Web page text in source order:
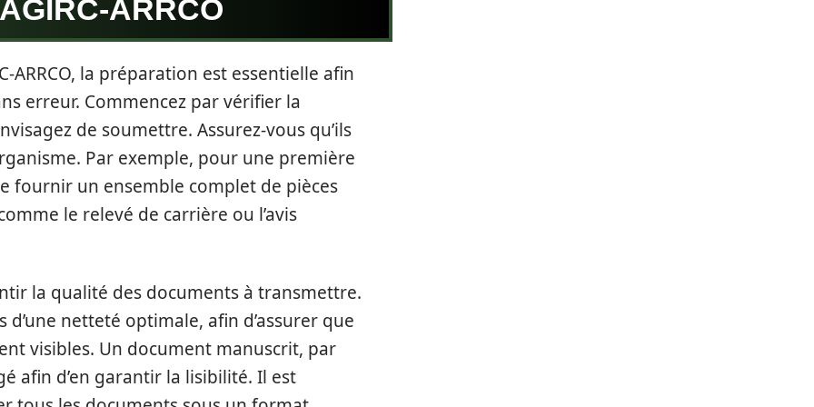
ARRCO
ARRCO, la préparation est essentielle afin
erreur. Commencez par vérifier la
de soumettre. Assurez-vous qu’ils
Par exemple, pour une première
fournir un ensemble complet de pièces
le relevé de carrière ou l’avis
la qualité des documents à transmettre.
netteté optimale, afin d’assurer que
visibles. Un document manuscrit, par
afin d’en garantir la lisibilité. Il est